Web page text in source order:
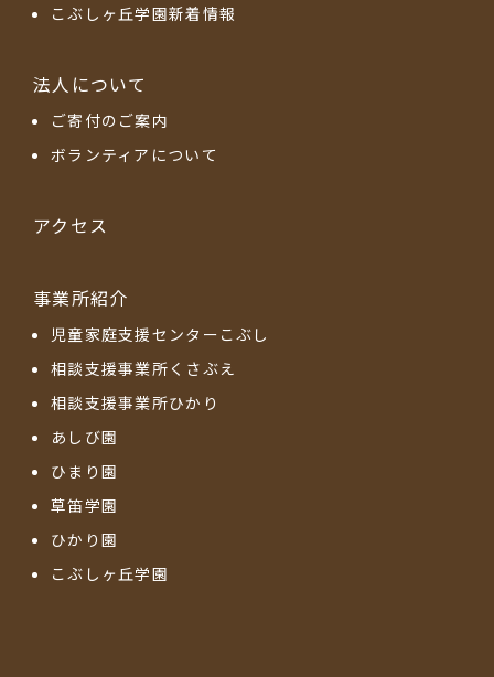
こぶしヶ丘学園新着情報
法人について
ご寄付のご案内
ボランティアについて
アクセス
事業所紹介
児童家庭支援センターこぶし
相談支援事業所くさぶえ
相談支援事業所ひかり
あしび園
ひまり園
草笛学園
ひかり園
こぶしヶ丘学園